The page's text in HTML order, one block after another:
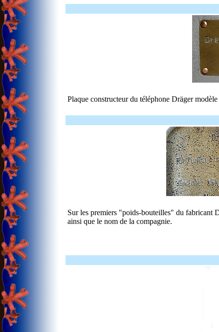
Plaque constructeur du téléphone Dräger
Sur les premiers "poids-bouteilles" du fabricant
ainsi que le nom de la compagnie.